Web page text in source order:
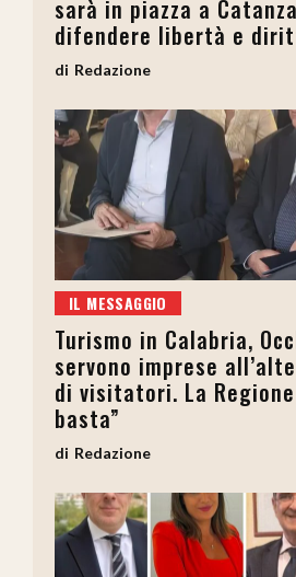
sarà in piazza a
difendere libertà e
Redazione
IL MESSAGGIO
Turismo in Calabria,
servono imprese
di visitatori. La
basta”
Redazione